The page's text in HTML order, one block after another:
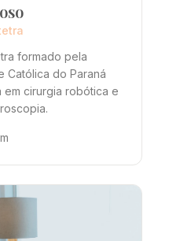
formado pela
Católica do Paraná
em cirurgia robótica e